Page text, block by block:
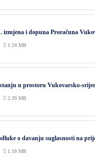
izmjena i dopuna Proračuna
1.24 MB
u prostoru Vukovarsko-
2.39 MB
o davanju suglasnosti na
1.18 MB